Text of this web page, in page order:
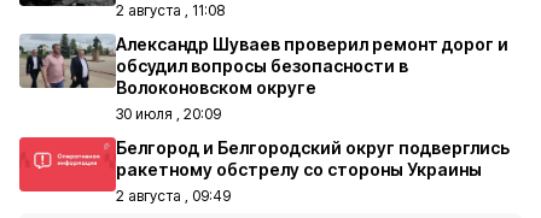
2 августа , 11:08
Александр Шуваев проверил ремонт дорог и
обсудил вопросы безопасности в
Волоконовском округе
30 июля , 20:09
Белгород и Белгородский округ подверглись
ракетному обстрелу со стороны Украины
2 августа , 09:49